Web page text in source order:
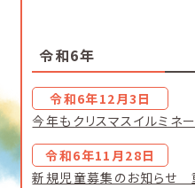
令和6年
令和6年12月3日
今年もクリスマスイルミネ
令和6年11月28日
新規児童募集のお知らせ